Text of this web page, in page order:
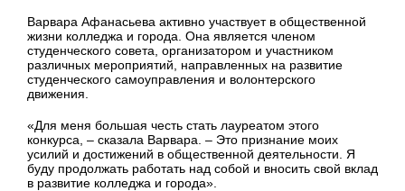
Варвара Афанасьева активно участвует в общественной
жизни колледжа и города. Она является членом
студенческого совета, организатором и участником
различных мероприятий, направленных на развитие
студенческого самоуправления и волонтерского
движения.
«Для меня большая честь стать лауреатом этого
конкурса, – сказала Варвара. – Это признание моих
усилий и достижений в общественной деятельности. Я
буду продолжать работать над собой и вносить свой вклад
в развитие колледжа и города».